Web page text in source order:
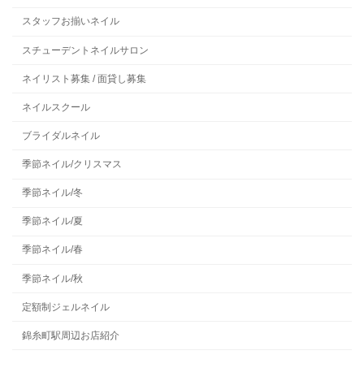
スタッフお揃いネイル
スチューデントネイルサロン
ネイリスト募集 / 面貸し募集
ネイルスクール
ブライダルネイル
季節ネイル/クリスマス
季節ネイル/冬
季節ネイル/夏
季節ネイル/春
季節ネイル/秋
定額制ジェルネイル
錦糸町駅周辺お店紹介